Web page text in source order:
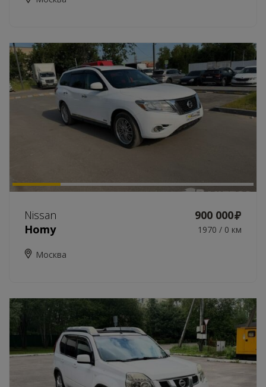
Nissan
900 000
Homy
1970 / 0 км
Москва